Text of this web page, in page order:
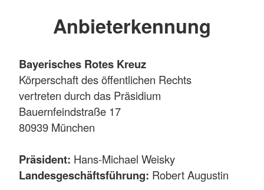
Anbieterkennung
Bayerisches Rotes Kreuz
Körperschaft des öffentlichen Rechts
vertreten durch das Präsidium
Bauernfeindstraße 17
80939 München
Präsident: Hans-Michael Weisky
Landesgeschäftsführung: Robert Augustin